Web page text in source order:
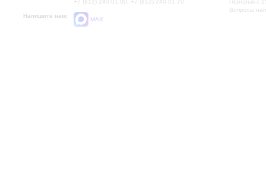
+7 (812) 240-01-00, +7 (812) 240-01-70
Напишите нам:
MAX
Перерыв с
Вопросы